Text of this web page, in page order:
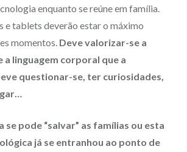
enquanto se reúne em família.
e tablets deverão estar o máximo
momentos.Deve valorizar-se a
a linguagem corporal que a
questionar-se, ter curiosidades,
se pode “salvar” as famílias ou esta
já se entranhou ao ponto de